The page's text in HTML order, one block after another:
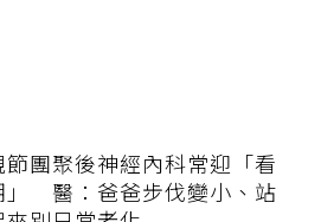
節團聚後神經內科常迎「看
」 醫：爸爸步伐變小、站